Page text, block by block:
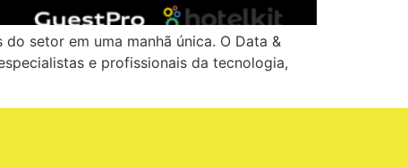
setor em uma manhã única. O Data &
e profissionais da tecnologia,